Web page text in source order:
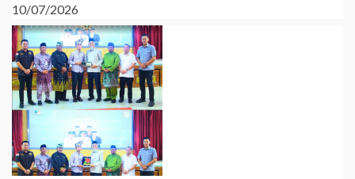
10/07/2026